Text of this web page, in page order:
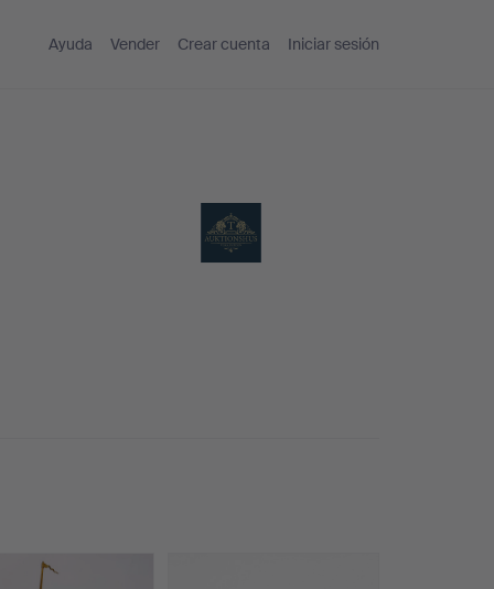
Ayuda Vender Crear cuenta Iniciar sesión